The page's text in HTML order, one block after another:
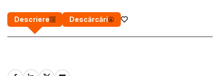
Descriere Descărcări